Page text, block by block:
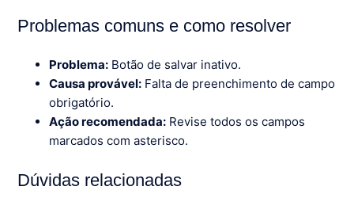
Problemas comuns e como resolver
Problema: Botão de salvar inativo.
Causa provável: Falta de preenchimento de campo
obrigatório.
Ação recomendada: Revise todos os campos
marcados com asterisco.
Dúvidas relacionadas